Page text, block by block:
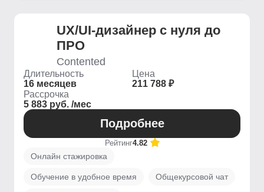
UX/UI-дизайнер с нуля до
ПРО
Contented
Длительность
16 месяцев
Цена
211 788 ₽
Рассрочка
5 883 руб. /мес
Подробнее
Рейтинг4.82
Онлайн стажировка
Обучение в удобное время Общекурсовой чат